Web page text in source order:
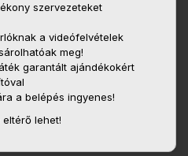
szervezeteket
a videófelvételek
meg!
garantált ajándékokért
a belépés ingyenes!
lehet!